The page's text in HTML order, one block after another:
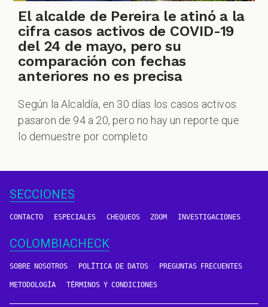
El alcalde de Pereira le atinó a la
cifra casos activos de COVID-19
del 24 de mayo, pero su
comparación con fechas
anteriores no es precisa
Según la Alcaldía, en 30 días los casos activos
pasaron de 94 a 20, pero no hay un reporte que
lo demuestre por completo
SECCIONES
CONTACTO ESPECIALES CHEQUEOS ZOOM INVESTIGACIONES
COLOMBIACHECK
SOBRE NOSOTROS POLÍTICA DE DATOS PREGUNTAS FRECUENTES
METODOLOGÍA TÉRMINOS Y CONDICIONES